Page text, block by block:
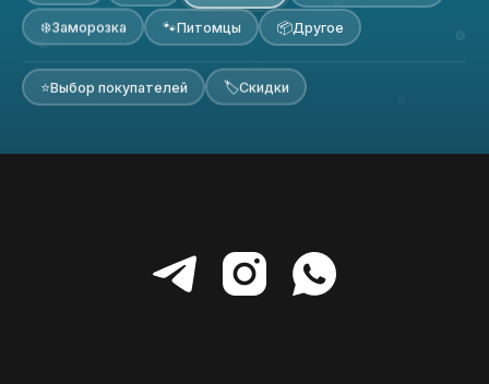
❄️Заморозка 🐾Питомцы 📦Другое
⭐Выбор покупателей 🏷Скидки